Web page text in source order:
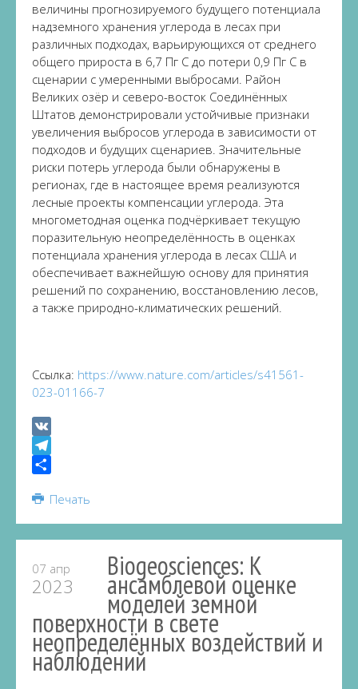
величины прогнозируемого будущего потенциала
надземного хранения углерода в лесах при
различных подходах, варьирующихся от среднего
общего прироста в 6,7 Пг C до потери 0,9 Пг C в
сценарии с умеренными выбросами. Район
Великих озёр и северо-восток Соединённых
Штатов демонстрировали устойчивые признаки
увеличения выбросов углерода в зависимости от
подходов и будущих сценариев. Значительные
риски потерь углерода были обнаружены в
регионах, где в настоящее время реализуются
лесные проекты компенсации углерода. Эта
многометодная оценка подчёркивает текущую
поразительную неопределённость в оценках
потенциала хранения углерода в лесах США и
обеспечивает важнейшую основу для принятия
решений по сохранению, восстановлению лесов,
а также природно-климатических решений.
Ссылка: https://www.nature.com/articles/s41561-
023-01166-7
VK
Telegram
Печать
07 апр
2023
Biogeosciences: К
ансамблевой оценке
моделей земной
поверхности в свете
неопределённых воздействий и
наблюдений